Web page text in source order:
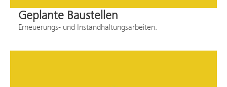
Geplante Baustellen
Erneuerungs- und Instandhaltungsarbeiten.